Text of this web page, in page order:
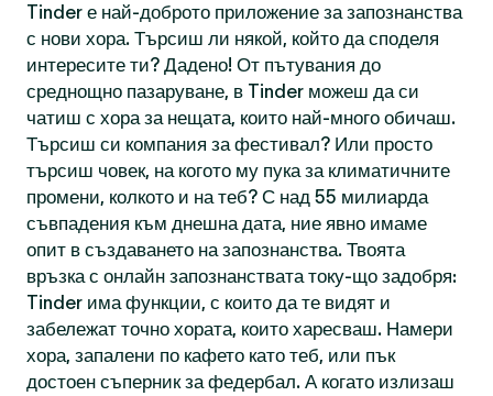
Tinder е най-доброто приложение за запознанства
с нови хора. Търсиш ли някой, който да споделя
интересите ти? Дадено! От пътувания до
среднощно пазаруване, в Tinder можеш да си
чатиш с хора за нещата, които най-много обичаш.
Търсиш си компания за фестивал? Или просто
търсиш човек, на когото му пука за климатичните
промени, колкото и на теб? С над 55 милиарда
съвпадения към днешна дата, ние явно имаме
опит в създаването на запознанства. Твоята
връзка с онлайн запознанствата току-що задобря:
Tinder има функции, с които да те видят и
забележат точно хората, които харесваш. Намери
хора, запалени по кафето като теб, или пък
достоен съперник за федербал. А когато излизаш